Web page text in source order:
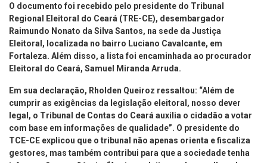
O documento foi recebido pelo presidente do Tribunal
Regional Eleitoral do Ceará (TRE-CE), desembargador
Raimundo Nonato da Silva Santos, na sede da Justiça
Eleitoral, localizada no bairro Luciano Cavalcante, em
Fortaleza. Além disso, a lista foi encaminhada ao procurador
Eleitoral do Ceará, Samuel Miranda Arruda.
Em sua declaração, Rholden Queiroz ressaltou: “Além de
cumprir as exigências da legislação eleitoral, nosso dever
legal, o Tribunal de Contas do Ceará auxilia o cidadão a votar
com base em informações de qualidade”. O presidente do
TCE-CE explicou que o tribunal não apenas orienta e fiscaliza
gestores, mas também contribui para que a sociedade tenha